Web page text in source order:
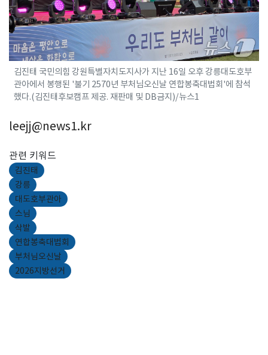
김진태 국민의힘 강원특별자치도지사가 지난 16일 오후 강릉대도호부
관아에서 봉행된 '불기 2570년 부처님오신날 연합봉축대법회'에 참석
했다.(김진태후보캠프 제공. 재판매 및 DB금지)/뉴스1
leejj@news1.kr
관련 키워드
김진태
강릉
대도호부관아
스님
삭발
연합봉축대법회
부처님오신날
2026지방선거